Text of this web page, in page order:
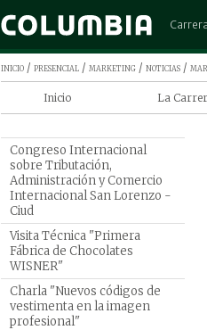
inicio / presencial / marketing / noticias /
Inicio La
de
Por qué
en
Congreso Internacional
sobre Tributación,
Administración y Comercio
Internacional San Lorenzo -
Ciud
Visita Técnica "Primera
Fábrica de Chocolates
WISNER"
Charla "Nuevos códigos de
vestimenta en la imagen
profesional"